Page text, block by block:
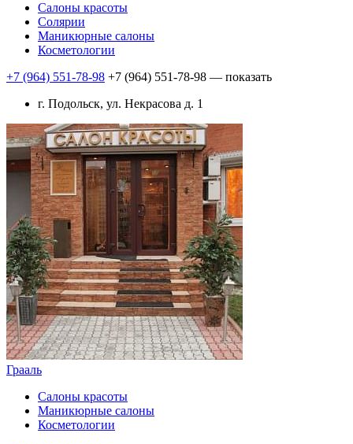
Салоны красоты
Солярии
Маникюрные салоны
Косметологии
+7 (964) 551-78-98 +7 (964) 551-78-98 — показать
г. Подольск, ул. Некрасова д. 1
Грааль
Салоны красоты
Маникюрные салоны
Косметологии